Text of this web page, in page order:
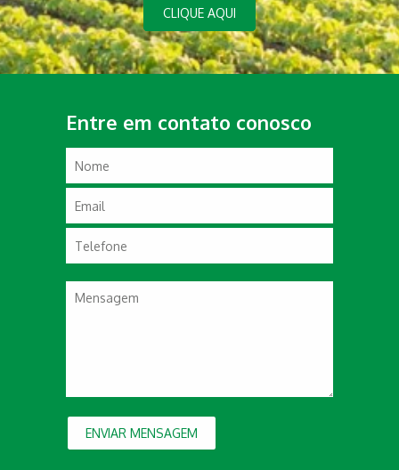
CLIQUE AQUI
Entre em contato conosco
ENVIAR MENSAGEM